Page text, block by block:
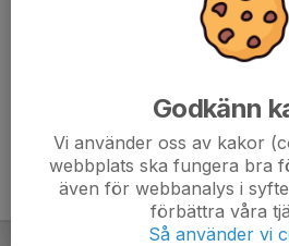
Godkänn
Vi använder oss av kakor
webbplats ska fungera bra
även för webbanalys i
förbättra våra
Så använder vi